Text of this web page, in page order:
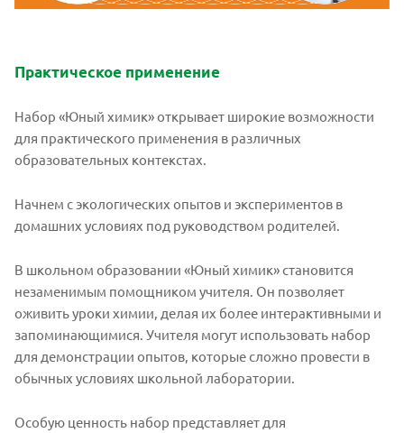
Практическое применение
Набор «Юный химик» открывает широкие возможности
для практического применения в различных
образовательных контекстах.
Начнем с экологических опытов и экспериментов в
домашних условиях под руководством родителей.
В школьном образовании «Юный химик» становится
незаменимым помощником учителя. Он позволяет
оживить уроки химии, делая их более интерактивными и
запоминающимися. Учителя могут использовать набор
для демонстрации опытов, которые сложно провести в
обычных условиях школьной лаборатории.
Особую ценность набор представляет для